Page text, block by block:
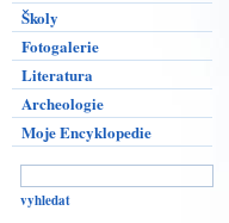
Školy
Fotogalerie
Literatura
Archeologie
Moje Encyklopedie